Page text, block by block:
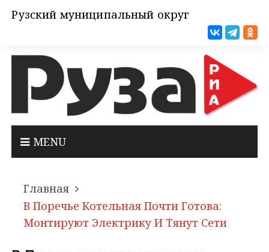
Рузский муниципальный округ
MENU
Главная
В Поречье Котельная Почти Готова:
Монтируют Электрику И Тянут Сети